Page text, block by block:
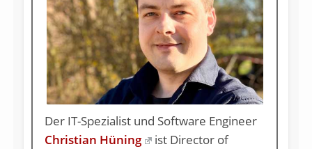
Der IT-Spezialist und Software Engineer
Christian Hüning
ist Director of